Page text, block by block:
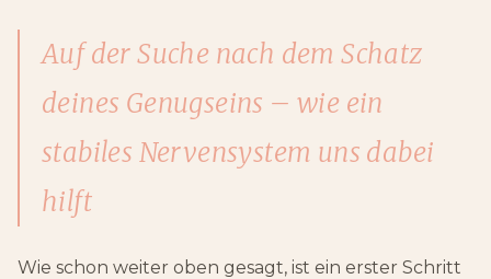
Auf der Suche nach dem Schatz
deines Genugseins – wie ein
stabiles Nervensystem uns dabei
hilft
Wie schon weiter oben gesagt, ist ein erster Schritt